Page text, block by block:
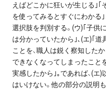
えばどこかに狂いが生じる｣｢
を使ってみるとすぐにわかる
選択肢を判別する。(ウ)｢子供
は分かっていたから｣､(エ)｢
ことを、職人は鋭く察知した
できなくなってしまったこと
実感したから｣｡であれば、(エ
はいけない。他の部分の説明